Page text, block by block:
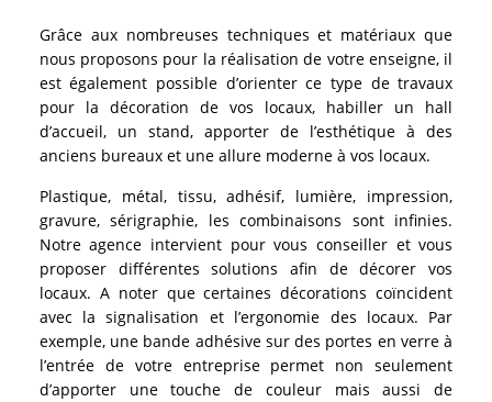
Grâce aux nombreuses techniques et matériaux que
nous proposons pour la réalisation de votre enseigne, il
est également possible d’orienter ce type de travaux
pour la décoration de vos locaux, habiller un hall
d’accueil, un stand, apporter de l’esthétique à des
anciens bureaux et une allure moderne à vos locaux.
Plastique, métal, tissu, adhésif, lumière, impression,
gravure, sérigraphie, les combinaisons sont infinies.
Notre agence intervient pour vous conseiller et vous
proposer différentes solutions afin de décorer vos
locaux. A noter que certaines décorations coïncident
avec la signalisation et l’ergonomie des locaux. Par
exemple, une bande adhésive sur des portes en verre à
l’entrée de votre entreprise permet non seulement
d’apporter une touche de couleur mais aussi de